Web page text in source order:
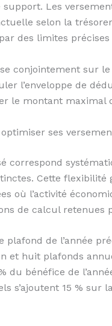
Les
selon la
des limites
conjointement sur
l’enveloppe de
le montant maximal
ses
correspond
Cette
où l’activité
de calcul retenues
plafond de l’année
et huit plafonds
du bénéfice de
s’ajoutent 15 % sur